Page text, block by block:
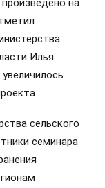
на
Илья
сельского
семинара